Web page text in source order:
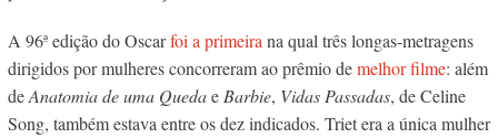
A 96ª edição do Oscarfoi a primeirana qual três longas-metragens
dirigidos por mulheres concorreram ao prêmio demelhor filme: além
deAnatomia de uma QuedaeBarbie, Vidas Passadas, de Celine
Song, também estava entre os dez indicados. Triet era a única mulher